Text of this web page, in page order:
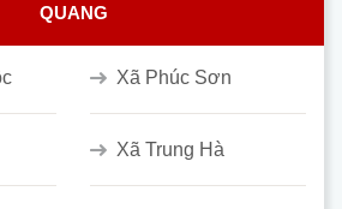
QUANG
Xã Phúc Sơn
Xã Trung Hà